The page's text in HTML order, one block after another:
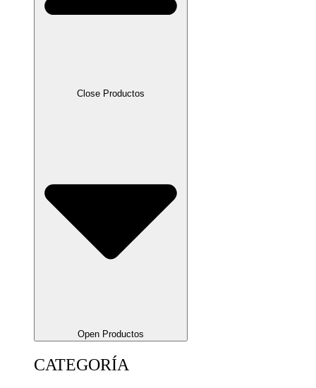
Close Productos
Open Productos
CATEGORÍA